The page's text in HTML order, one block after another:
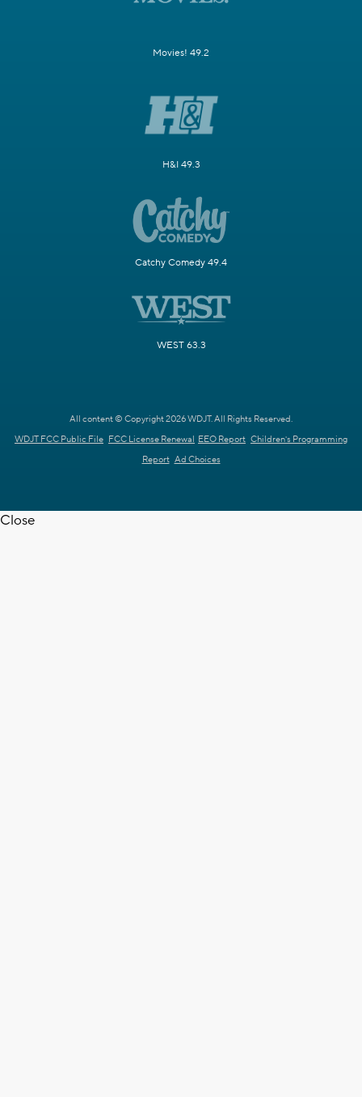
Movies! 49.2
H&I 49.3
Catchy Comedy 49.4
WEST 63.3
All content © Copyright 2026 WDJT. All Rights Reserved.
WDJT FCC Public File FCC License Renewal EEO Report Children's Programming
Report Ad Choices
Close